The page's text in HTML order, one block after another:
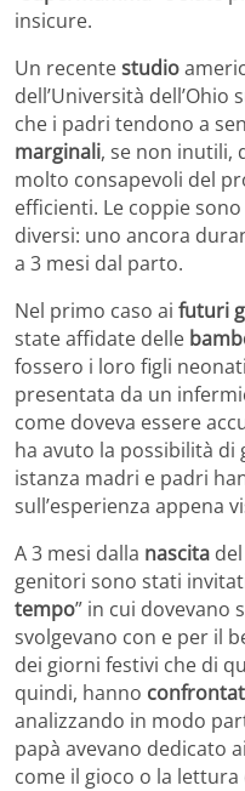
insicure.
Un recentestudio
dell’Università
che i padri tendono a
marginali, se non inutili,
molto consapevoli del
efficienti. Le coppie
diversi: uno ancora
a 3 mesi dal parto.
Nel primo caso ai futuri
state affidate delle
fossero i loro figli
presentata da un
come doveva essere
ha avuto la possibilità
istanza madri e padri
sull’esperienza appena
A 3 mesi dalla nascita
genitori sono stati
tempo” in cui dovevano
svolgevano con e per il
dei giorni festivi che di
quindi, hanno
analizzando in modo
papà avevano dedicato
come il gioco o la